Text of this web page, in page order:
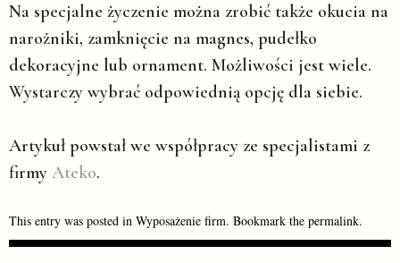
Na specjalne życzenie można zrobić także okucia na
narożniki, zamknięcie na magnes, pudełko
dekoracyjne lub ornament. Możliwości jest wiele.
Wystarczy wybrać odpowiednią opcję dla siebie.
Artykuł powstał we współpracy ze specjalistami z
firmy Ateko.
This entry was posted in Wyposażenie firm. Bookmark the permalink.